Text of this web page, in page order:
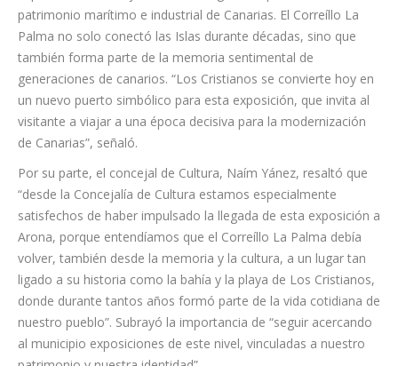
Tenerife, José Carlos Acha, destacó que esta exposición
supone un homenaje a una de las grandes piezas del
patrimonio marítimo e industrial de Canarias. El Correíllo La
Palma no solo conectó las Islas durante décadas, sino que
también forma parte de la memoria sentimental de
generaciones de canarios. “Los Cristianos se convierte hoy en
un nuevo puerto simbólico para esta exposición, que invita al
visitante a viajar a una época decisiva para la modernización
de Canarias”, señaló.
Por su parte, el concejal de Cultura, Naím Yánez, resaltó que
“desde la Concejalía de Cultura estamos especialmente
satisfechos de haber impulsado la llegada de esta exposición a
Arona, porque entendíamos que el Correíllo La Palma debía
volver, también desde la memoria y la cultura, a un lugar tan
ligado a su historia como la bahía y la playa de Los Cristianos,
donde durante tantos años formó parte de la vida cotidiana de